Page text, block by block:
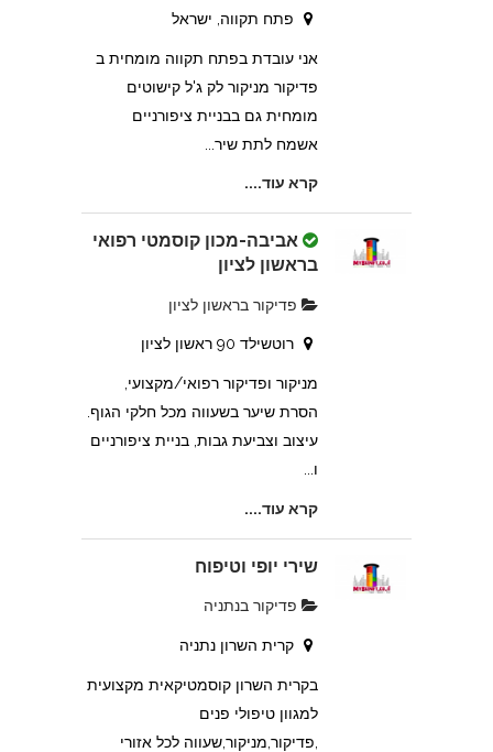
פתח תקווה, ישראל
אני עובדת בפתח תקווה מומחית ב
פדיקור מניקור לק ג'ל קישוטים
מומחית גם בבניית ציפורניים
אשמח לתת שיר...
קרא עוד....
אביבה-מכון קוסמטי רפואי
בראשון לציון
פדיקור בראשון לציון
רוטשילד 90 ראשון לציון
מניקור ופדיקור רפואי/מקצועי,
הסרת שיער בשעווה מכל חלקי הגוף.
עיצוב וצביעת גבות, בניית ציפורניים
ו...
קרא עוד....
שירי יופי וטיפוח
פדיקור בנתניה
קרית השרון נתניה
בקרית השרון קוסמטיקאית מקצועית
למגוון טיפולי פנים
,פדיקור,מניקור,שעווה לכל אזורי